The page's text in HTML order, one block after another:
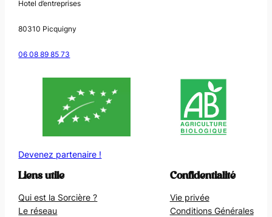
Hotel d’entreprises
80310 Picquigny
06 08 89 85 73
Devenez partenaire !
Liens utile
Qui est la Sorcière ?
Le réseau
Confidentialité
Vie privée
Conditions Générales